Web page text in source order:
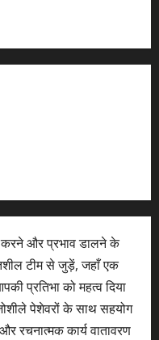
करने और प्रभाव डालने के
टीम से जुड़ें, जहाँ एक
प्रतिभा को महत्व दिया
पेशेवरों के साथ सहयोग
रचनात्मक कार्य वातावरण